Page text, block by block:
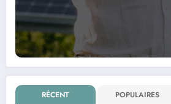
RÉCENT POPULAIRES